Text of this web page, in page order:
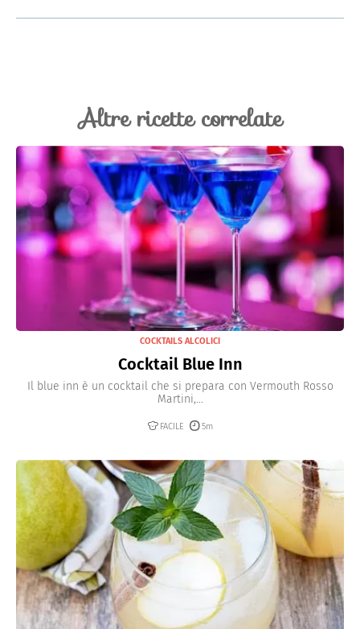
Altre ricette correlate
COCKTAILS ALCOLICI
Cocktail Blue Inn
Il blue inn è un cocktail che si prepara con Vermouth Rosso
Martini,...
FACILE 5m